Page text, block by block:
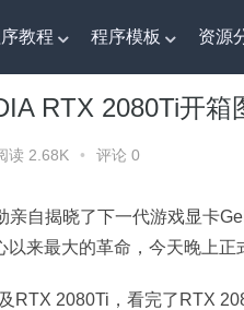
教程 程序模板 资源
RTX 2080Ti开箱图赏
RTX 2080Ti开箱
读 2.68K • 评论 0
自揭晓了下一代游戏显卡
来最大的革命，今天晚上正
RTX 2080Ti，看完了RTX